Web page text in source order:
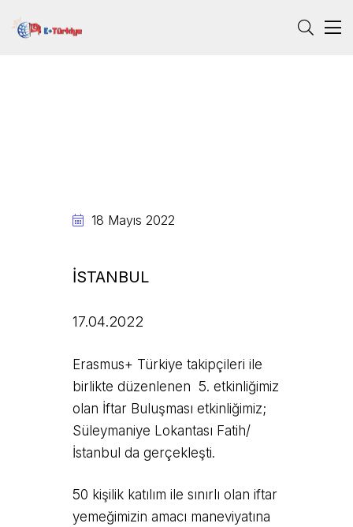
18 Mayıs 2022
İSTANBUL
17.04.2022
Erasmus+ Türkiye takipçileri ile
birlikte düzenlenen 5. etkinliğimiz
olan İftar Buluşması etkinliğimiz;
Süleymaniye Lokantası Fatih/
İstanbul da gerçekleşti.
50 kişilik katılım ile sınırlı olan iftar
yemeğimizin amacı maneviyatına